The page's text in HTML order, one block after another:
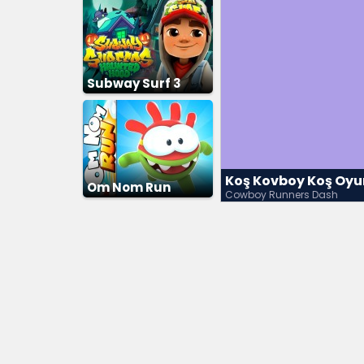
Subway Surf 3
Om Nom Run Koş Kovboy Koş
Cowboy Runners Dash